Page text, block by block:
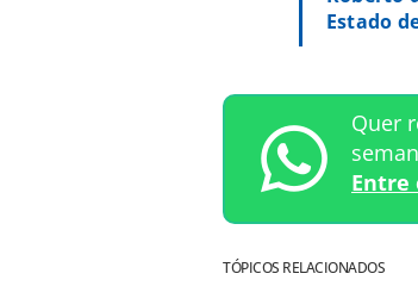
Estado
Quer
Entre
TÓPICOS RELACIONADOS